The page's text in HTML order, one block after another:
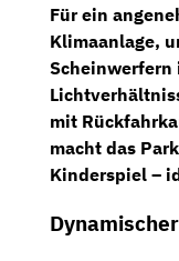
Für ein
Klimaanlage,
Scheinwerfern
mit
macht das
Kinderspiel –